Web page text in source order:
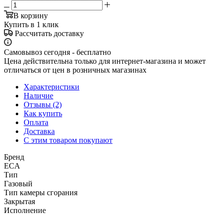
В корзину
Купить в 1 клик
Рассчитать доставку
Самовывоз сегодня - бесплатно
Цена действительна только для интернет-магазина и может
отличаться от цен в розничных магазинах
Характеристики
Наличие
Отзывы (2)
Как купить
Оплата
Доставка
С этим товаром покупают
Бренд
ECA
Тип
Газовый
Тип камеры сгорания
Закрытая
Исполнение